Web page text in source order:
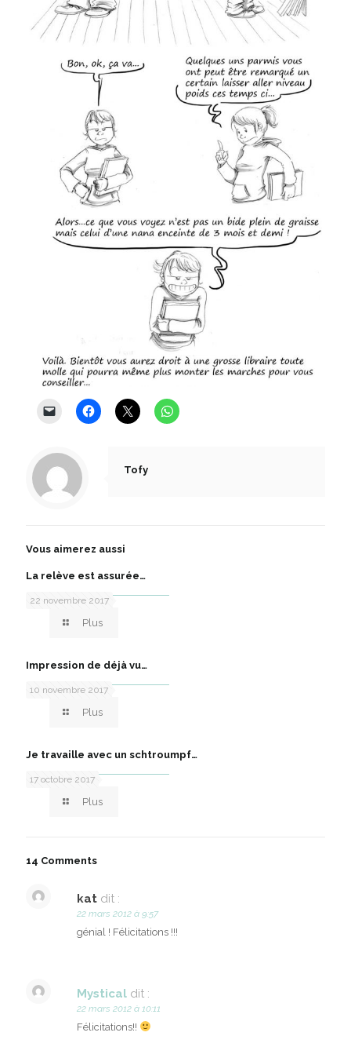
Tofy
Vous aimerez aussi
22 novembre 2017
La relève est assurée…
Plus
10 novembre 2017
Impression de déjà vu…
Plus
17 octobre 2017
Je travaille avec un schtroumpf…
Plus
14 Comments
kat dit :
22 mars 2012 à 9:57
génial ! Félicitations !!!
Mystical dit :
22 mars 2012 à 10:11
Félicitations!!